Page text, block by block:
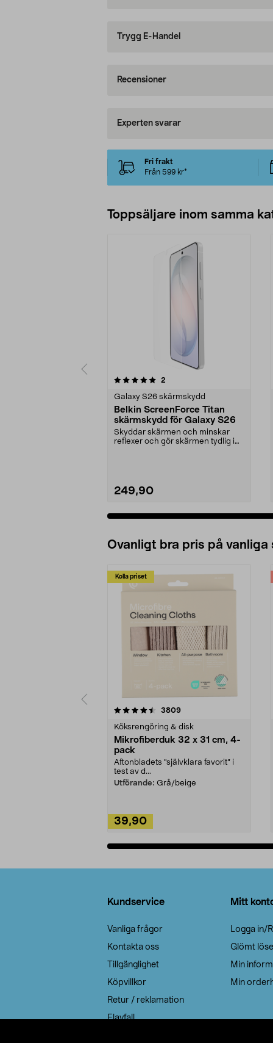
Trygg E-Handel
Recensioner
Experten svarar
Fri frakt
Från 599 kr*
Toppsäljare inom samma
2
Galaxy S26 skärmskydd
Belkin ScreenForce Titan
skärmskydd för Galaxy S26
Skyddar skärmen och minskar
reflexer och gör skärmen tydlig i
249,90
5.0 av 5 stjärnor
Ovanligt bra pris på vanliga
Kolla priset
3809recensioner
Köksrengöring & disk
Mikrofiberduk 32 x 31 cm, 4-
pack
Aftonbladets "självklara favorit” i
test av d...
Utförande: Grå/beige
39,90
4.0av 5 stjärnor
Kundservice
Vanliga frågor
Kontakta oss
Tillgänglighet
Köpvillkor
Retur / reklamation
Elavfall
Mitt
Logga in/
Glömt
Min
Min